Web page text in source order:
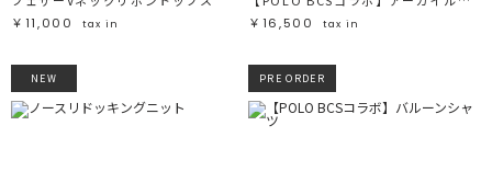
￥11,000
tax in
￥16,500
tax in
NEW PRE ORDER